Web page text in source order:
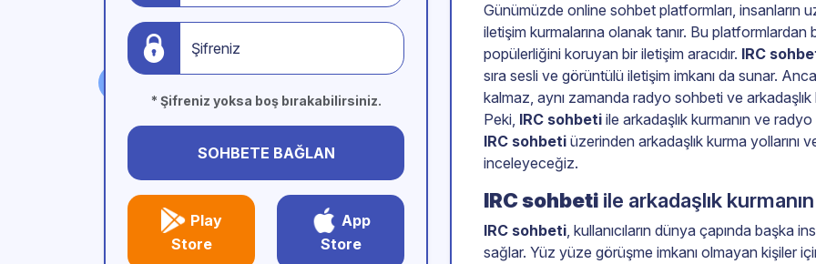
Şifreniz
* Şifreniz yoksa boş bırakabilirsiniz.
SOHBETE BAĞLAN
Play
Store
App
Store
Günümüzde online sohbet platformları, insanların
iletişim kurmalarına olanak tanır. Bu platformlardan
popülerliğini koruyan bir iletişim aracıdır. IRC
sıra sesli ve görüntülü iletişim imkanı da sunar.
kalmaz, aynı zamanda radyo sohbeti ve
Peki, IRC sohbeti ile arkadaşlık kurmanın ve
IRC sohbeti üzerinden arkadaşlık kurma
inceleyeceğiz.
IRC sohbeti ile arkadaşlık
IRC sohbeti, kullanıcıların dünya çapında başka
sağlar. Yüz yüze görüşme imkanı olmayan kişiler